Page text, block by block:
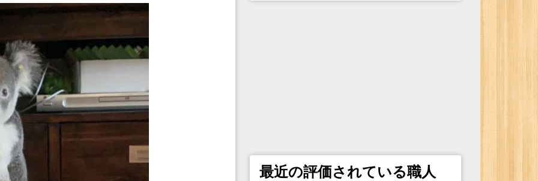
最近の評価されている職人